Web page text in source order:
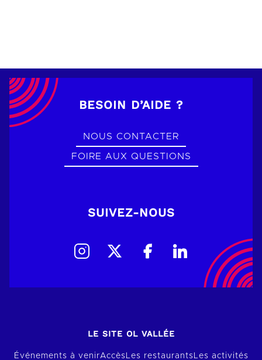
BESOIN D’AIDE ?
NOUS CONTACTER
FOIRE AUX QUESTIONS
SUIVEZ-NOUS
LE SITE OL VALLÉE
Événements à venirAccès Les restaurants Les activités